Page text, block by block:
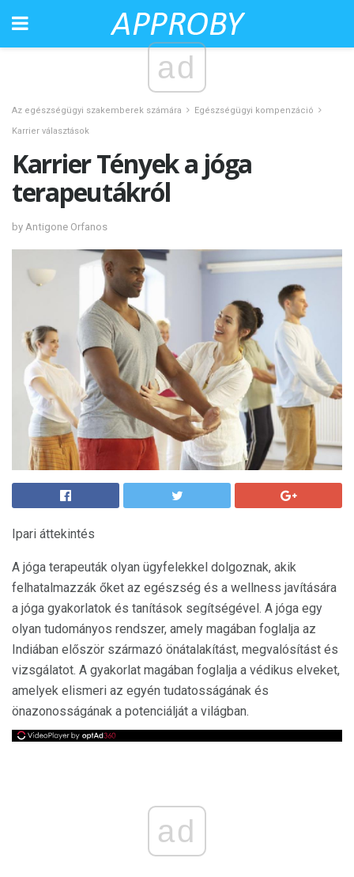
ad
Az egészségügyi szakemberek számára
Egészségügyi kompenzáció
Karrier választások
Karrier Tények a jóga
terapeutákról
by Antigone Orfanos
Ipari áttekintés
A jóga terapeuták olyan ügyfelekkel dolgoznak, akik
felhatalmazzák őket az egészség és a wellness javítására
a jóga gyakorlatok és tanítások segítségével. A jóga egy
olyan tudományos rendszer, amely magában foglalja az
Indiában először származó önátalakítást, megvalósítást és
vizsgálatot. A gyakorlat magában foglalja a védikus elveket,
amelyek elismeri az egyén tudatosságának és
önazonosságának a potenciálját a világban.
ad